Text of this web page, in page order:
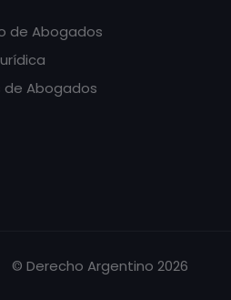
de Abogados
de Abogados
© Derecho Argentino 2026